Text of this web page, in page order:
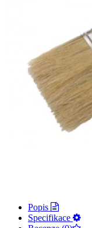
Popis
Specifikace